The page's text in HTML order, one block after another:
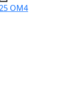
OM4